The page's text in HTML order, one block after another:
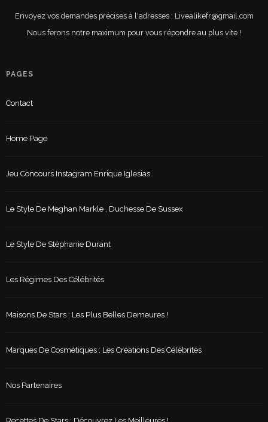
Envoyez vos demandes précises à l'adresses : Livealikefr@gmail.com
Nous ferons notre maximum pour vous répondre au plus vite !
PAGES
Contact
Home Page
Jeu Concours Instagram Enrique Iglesias
Le Style De Meghan Markle , Duchesse De Sussex
Le Style De Stéphanie Durant
Les Régimes Des Célébrités
Maisons De Stars : Les Plus Belles Demeures !
Marques De Cosmétiques : Les Créations Des Célébrités
Nos Partenaires